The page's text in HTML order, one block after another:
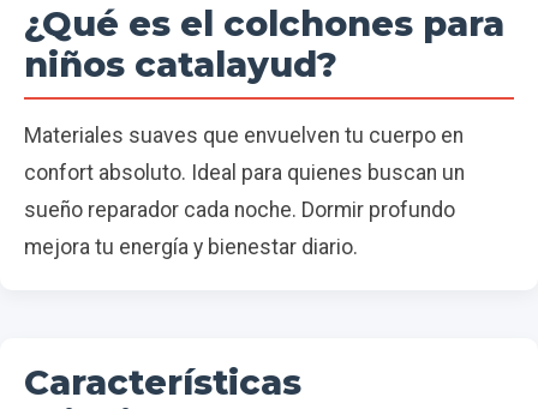
¿Qué es el colchones para
niños catalayud?
Materiales suaves que envuelven tu cuerpo en
confort absoluto. Ideal para quienes buscan un
sueño reparador cada noche. Dormir profundo
mejora tu energía y bienestar diario.
Características